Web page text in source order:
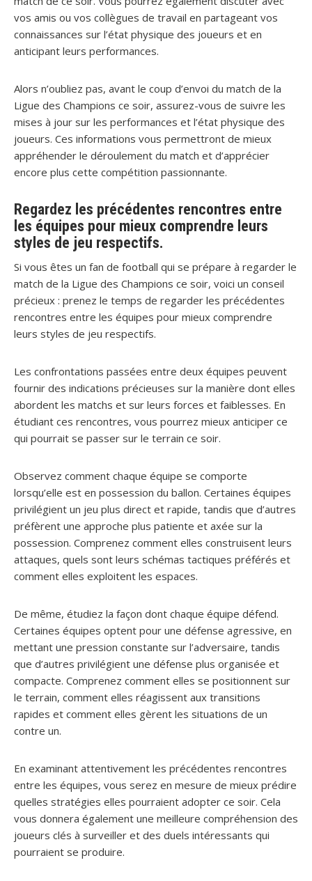
vos amis ou vos collègues de travail en partageant vos
connaissances sur l’état physique des joueurs et en
anticipant leurs performances.
Alors n’oubliez pas, avant le coup d’envoi du match de la
Ligue des Champions ce soir, assurez-vous de suivre les
mises à jour sur les performances et l’état physique des
joueurs. Ces informations vous permettront de mieux
appréhender le déroulement du match et d’apprécier
encore plus cette compétition passionnante.
Regardez les précédentes rencontres entre
les équipes pour mieux comprendre leurs
styles de jeu respectifs.
Si vous êtes un fan de football qui se prépare à regarder le
match de la Ligue des Champions ce soir, voici un conseil
précieux : prenez le temps de regarder les précédentes
rencontres entre les équipes pour mieux comprendre
leurs styles de jeu respectifs.
Les confrontations passées entre deux équipes peuvent
fournir des indications précieuses sur la manière dont elles
abordent les matchs et sur leurs forces et faiblesses. En
étudiant ces rencontres, vous pourrez mieux anticiper ce
qui pourrait se passer sur le terrain ce soir.
Observez comment chaque équipe se comporte
lorsqu’elle est en possession du ballon. Certaines équipes
privilégient un jeu plus direct et rapide, tandis que d’autres
préfèrent une approche plus patiente et axée sur la
possession. Comprenez comment elles construisent leurs
attaques, quels sont leurs schémas tactiques préférés et
comment elles exploitent les espaces.
De même, étudiez la façon dont chaque équipe défend.
Certaines équipes optent pour une défense agressive, en
mettant une pression constante sur l’adversaire, tandis
que d’autres privilégient une défense plus organisée et
compacte. Comprenez comment elles se positionnent sur
le terrain, comment elles réagissent aux transitions
rapides et comment elles gèrent les situations de un
contre un.
En examinant attentivement les précédentes rencontres
entre les équipes, vous serez en mesure de mieux prédire
quelles stratégies elles pourraient adopter ce soir. Cela
vous donnera également une meilleure compréhension des
joueurs clés à surveiller et des duels intéressants qui
pourraient se produire.